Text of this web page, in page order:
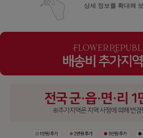
상세 정보를 확대해